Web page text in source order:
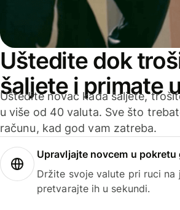
Uštedite dok
šaljete i primate
Uštedite novac kada šaljete,
u više od 40 valuta. Sve što
računu, kad god vam zatreba.
Upravljajte novcem u pokretu
Držite svoje valute pri ruci na
pretvarajte ih u sekundi.